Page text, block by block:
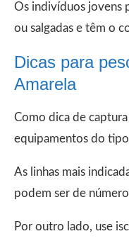
Os indivíduos jovens
ou salgadas e têm o
Dicas para
Amarela
Como dica de captura
equipamentos do
As linhas mais
podem ser de
Por outro lado, use